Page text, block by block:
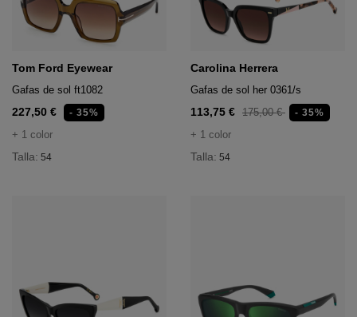
16,95€
de Mujer
pelo
Tom Ford Eyewear
Gafas de sol ft1082
227,50 € - 35%
+ 1 color
Talla: 54
Carolina Herrera
Gafas de sol her 0361/s
113,75 € 175,00 € - 35%
+ 1 color
Talla: 54